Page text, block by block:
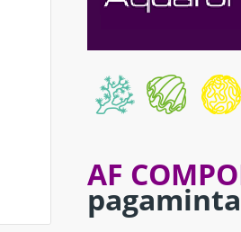
AF